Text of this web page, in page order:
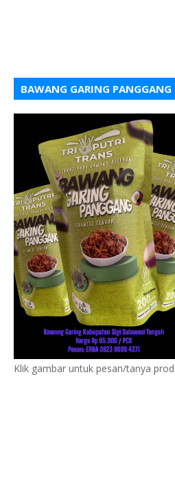
BAWANG GARING PANGGANG
Klik gambar untuk pesan/tanya